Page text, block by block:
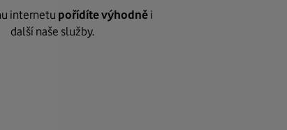
internetu pořídíte výhodněi
další naše služby.